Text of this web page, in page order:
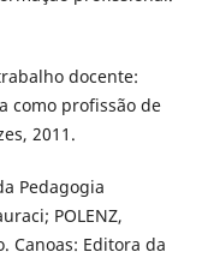
docente:
como profissão de
2011.
Pedagogia
POLENZ,
Canoas: Editora da